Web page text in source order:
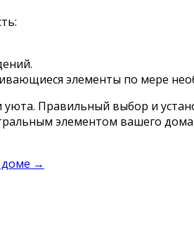
элементы по мере
Правильный выбор и
элементом вашего
→